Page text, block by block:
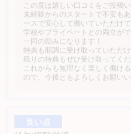
この度は嬉しい口コミをご投稿
未経験からのスタートで不安も
ースで安心して働いていただけ
学校やプライベートとの両立が
一同の励みになります！
特典も順調に受け取っていただ
残りの特典もぜひ受け取ってくだ
これからも無理なく楽しく働け
ので、今後ともよろしくお願いい
良い点